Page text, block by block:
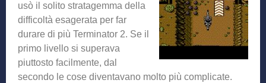
usò il solito stratagemma della
difficoltà esagerata per far
durare di più Terminator 2. Se il
primo livello si superava
piuttosto facilmente, dal
secondo le cose diventavano molto più complicate.